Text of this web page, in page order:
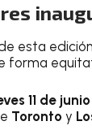
esta
forma
11 de junio
Toronto y